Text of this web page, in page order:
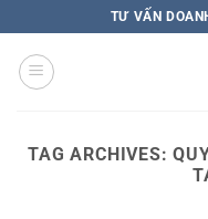
TƯ VẤN
TAG ARCHIVES: